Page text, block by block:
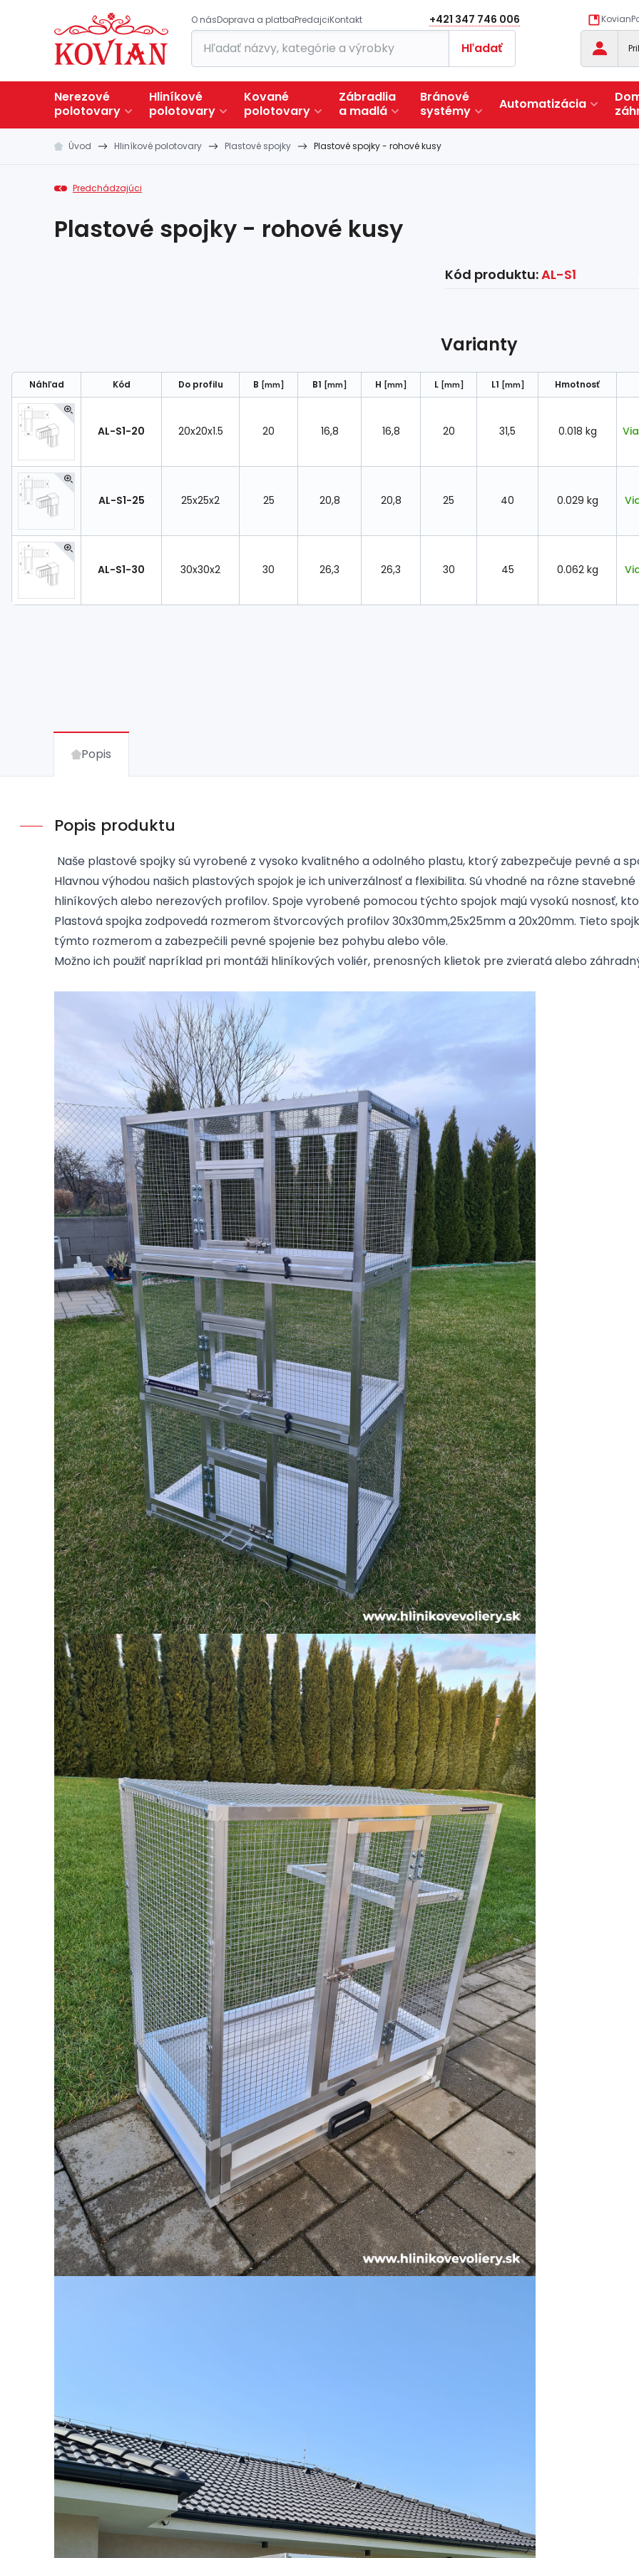
O násDoprava a platbaPredajciKontakt +421 347 746 006
Hľadať
Nerezové
polotovary
Hliníkové
polotovary
Kované
polotovary
Zábradlia
a madlá
Bránové
systémy
Automatizácia
Úvod Hliníkové polotovary Plastové spojky Plastové spojky - rohové kusy
Predchádzajúci
Plastové spojky - rohové kusy
Kód produktu:AL-S1
Varianty
Náhľad Kód Do profilu B [mm] B1 [mm] H [mm] L [mm] L1 [mm] Hmotnosť
AL-S1-20 20x20x1.5 20 16,8 16,8 20 31,5 0.018 kg
AL-S1-25 25x25x2 25 20,8 20,8 25 40 0.029 kg
AL-S1-30 30x30x2 30 26,3 26,3 30 45 0.062 kg
Popis
Popis produktu
Naše plastové spojky sú vyrobené z vysoko kvalitného a odolného plastu, ktorý zabezpečuje pevné a
Hlavnou výhodou našich plastových spojok je ich univerzálnosť a flexibilita. Sú vhodné na rôzne
hliníkových alebo nerezových profilov. Spoje vyrobené pomocou týchto spojok majú vysokú nosnosť,
Plastová spojka zodpovedá rozmerom štvorcových profilov 30x30mm,25x25mm a 20x20mm. Tieto
týmto rozmerom a zabezpečili pevné spojenie bez pohybu alebo vôle.
Možno ich použiť napríklad pri montáži hliníkových voliér, prenosných klietok pre zvieratá alebo